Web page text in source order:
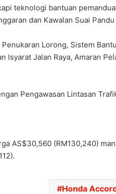
teknologi bantuan
dan Kawalan Suai
Lorong, Sistem
Isyarat Jalan Raya, Amaran
Pengawasan Lintasan
AS$30,560 (RM130,240)
Honda